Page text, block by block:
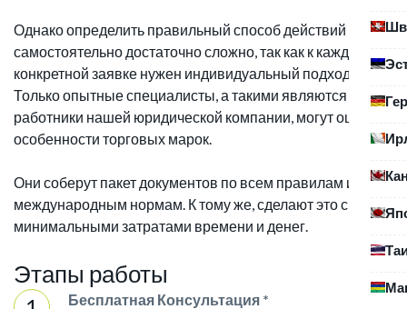
Однако определить правильный способ действий
самостоятельно достаточно сложно, так как к каждой
конкретной заявке нужен индивидуальный подход.
Только опытные специалисты, а такими являются
работники нашей юридической компании, могут оценить
особенности торговых марок.
Они соберут пакет документов по всем правилам и
международным нормам. К тому же, сделают это с
минимальными затратами времени и денег.
Этапы работы
Бесплатная Консультация *